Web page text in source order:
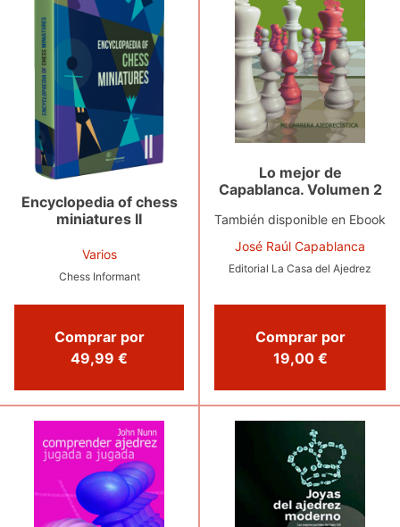
Encyclopedia of chess
miniatures II
Varios
Chess Informant
Comprar por
49,99 €
Lo mejor de
Capablanca. Volumen 2
También disponible en Ebook
José Raúl Capablanca
Editorial La Casa del Ajedrez
Comprar por
19,00 €